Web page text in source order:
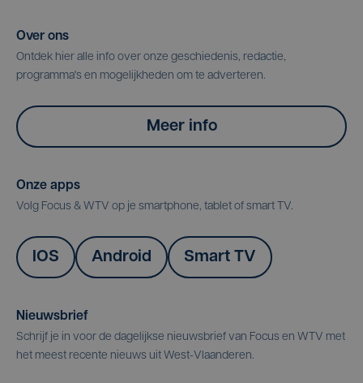
Over ons
Ontdek hier alle info over onze geschiedenis, redactie,
programma's en mogelijkheden om te adverteren.
Meer info
Onze apps
Volg Focus & WTV op je smartphone, tablet of smart TV.
IOS Android Smart TV
Nieuwsbrief
Schrijf je in voor de dagelijkse nieuwsbrief van Focus en WTV met
het meest recente nieuws uit West-Vlaanderen.